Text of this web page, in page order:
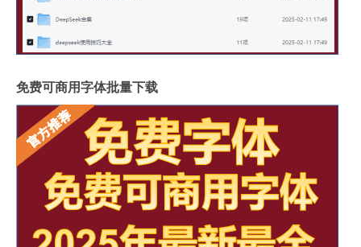
免费可商用字体批量下载